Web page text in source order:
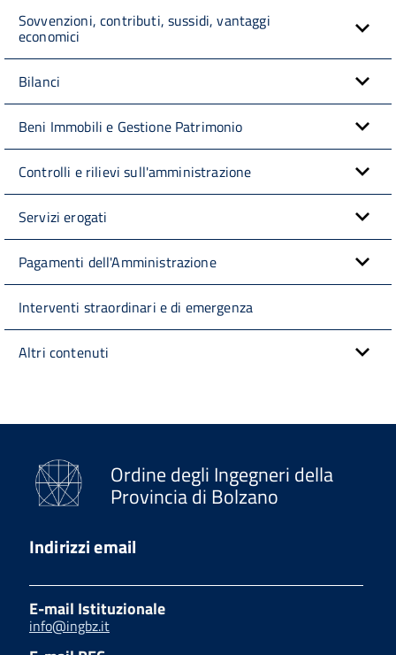
Sovvenzioni, contributi, sussidi, vantaggi
economici
Bilanci
Beni Immobili e Gestione Patrimonio
Controlli e rilievi sull'amministrazione
Servizi erogati
Pagamenti dell'Amministrazione
Interventi straordinari e di emergenza
Altri contenuti
Ordine degli Ingegneri della
Provincia di Bolzano
Indirizzi email
E-mail Istituzionale
info@ingbz.it